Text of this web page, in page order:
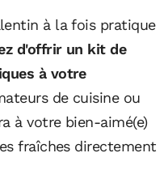
à la fois pratique
d'offrir un kit de
à votre
de cuisine ou
à votre bien-aimé(e)
fraîches directement